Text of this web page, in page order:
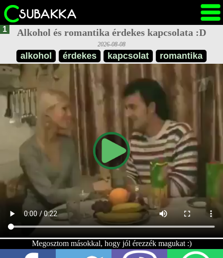
1 Alkohol és romantika érdekes kapcsolata :D
2026-08-08
alkohol érdekes kapcsolat romantika
Megosztom másokkal, hogy jól érezzék magukat :)